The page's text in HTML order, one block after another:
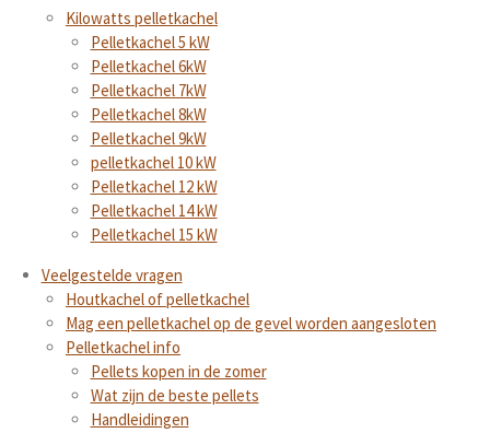
Kilowatts pelletkachel
Pelletkachel 5 kW
Pelletkachel 6kW
Pelletkachel 7kW
Pelletkachel 8kW
Pelletkachel 9kW
pelletkachel 10 kW
Pelletkachel 12 kW
Pelletkachel 14 kW
Pelletkachel 15 kW
Veelgestelde vragen
Houtkachel of pelletkachel
Mag een pelletkachel op de gevel worden aangesloten
Pelletkachel info
Pellets kopen in de zomer
Wat zijn de beste pellets
Handleidingen